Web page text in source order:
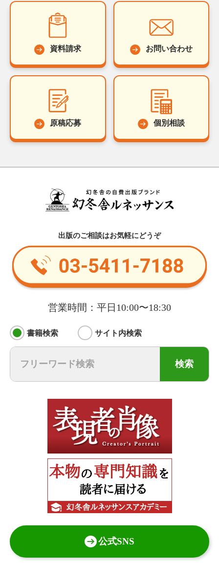
資料請求 お問い合わせ
原稿応募 個別相談
出版のご相談はお気軽にどうぞ
営業時間：平日10:00〜18:30
書籍検索 サイト内検索
検索
公式SNS